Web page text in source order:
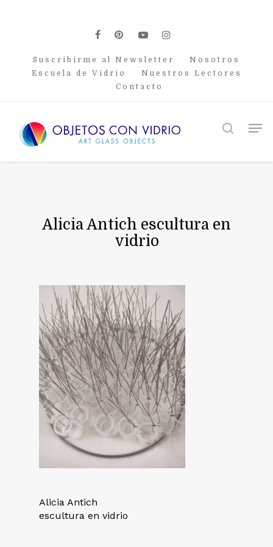
facebook
pinterest
youtubeinstagram
Suscribirme al Newsletter
Nosotros
Escuela de Vidrio
Nuestros Lectores
Contacto
search
Alicia Antich escultura en
vidrio
Alicia Antich
escultura en vidrio